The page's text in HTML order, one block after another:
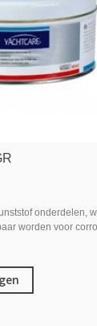
onderdelen,
worden voor